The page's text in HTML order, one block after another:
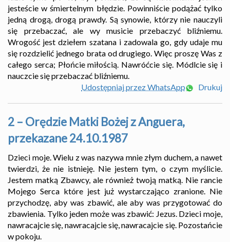
jesteście w śmiertelnym błędzie. Powinniście podążać tylko
jedną drogą, drogą prawdy. Są synowie, którzy nie nauczyli
się przebaczać, ale wy musicie przebaczyć bliźniemu.
Wrogość jest dziełem szatana i zadowala go, gdy udaje mu
się rozdzielić jednego brata od drugiego. Więc proszę Was z
całego serca; Płońcie miłością. Nawróćcie się. Módlcie się i
nauczcie się przebaczać bliźniemu.
Udostępniaj przez WhatsApp
Drukuj
2 – Orędzie Matki Bożej z Anguera,
przekazane 24.10.1987
Dzieci moje. Wielu z was nazywa mnie złym duchem, a nawet
twierdzi, że nie istnieję. Nie jestem tym, o czym myślicie.
Jestem matką Zbawcy, ale również twoją matką. Nie rancie
Mojego Serca które jest już wystarczająco zranione. Nie
przychodzę, aby was zbawić, ale aby was przygotować do
zbawienia. Tylko jeden może was zbawić: Jezus. Dzieci moje,
nawracajcie się, nawracajcie się, nawracajcie się. Pozostańcie
w pokoju.